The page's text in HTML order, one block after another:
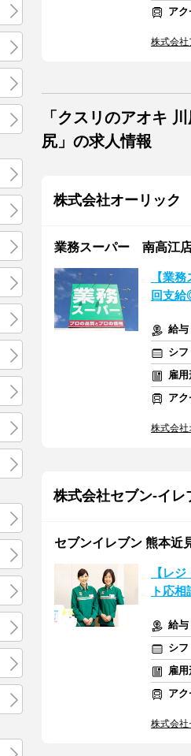
アク
株式会社
「クスリのアオキ
尻」の求人情報
株式会社オーリック
業務スーパー 南高江
【業
回支
給与
シフ
雇
アク
株式会社
株式会社セブン-イレ
セブンイレブン 熊本近
【レ
ト応
給与
シフ
雇
アク
株式会社